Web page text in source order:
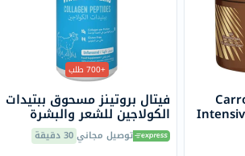
+700 طلب
فيتال بروتينز مسحوق ببتيدات
الكولاجين للشعر والبشرة
والأظافر 284 جرامتوصيل مجاني30 دقيقة